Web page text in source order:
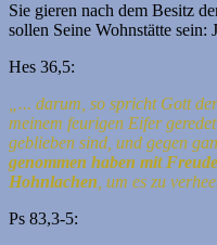
Sie gieren nach dem Besitz
sollen Seine Wohnstätte sein:
Hes 36,5:
„... darum, so spricht Gott
meinem feurigen Eifer
geblieben sind, und gegen
genommen haben mit
Hohnlachen, um es zu
Ps 83,3-5: